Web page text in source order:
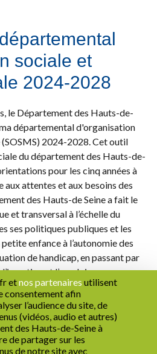
sociale et
2024-2028
le Département des Hauts-de-
départemental d'organisation
2024-2028. Cet outil
du département des Hauts-de-
pour les cinq années à
attentes et aux besoins des
des Hauts-de Seine a fait le
et transversal à l’échelle du
ses politiques publiques et les
enfance à l’autonomie des
de handicap, en passant par
et l’emploi.
LE SOSMS 2024-2028
etnos partenaires utilisent
consentement afin
l’audience du site, de
(vidéos, audio et autres)
des Hauts-de-Seine à
de partager sur les
de notre site avec